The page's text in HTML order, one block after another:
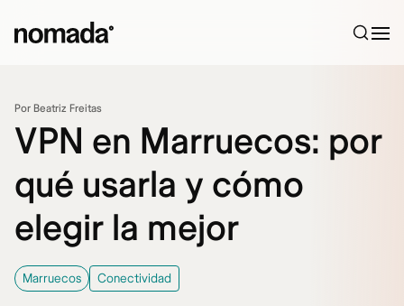
Por Beatriz Freitas
VPN en Marruecos: por
qué usarla y cómo
elegir la mejor
Marruecos Conectividad